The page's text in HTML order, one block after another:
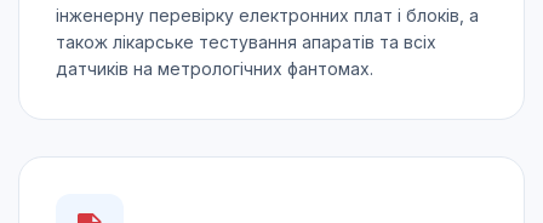
інженерну перевірку електронних плат і блоків, а
також лікарське тестування апаратів та всіх
датчиків на метрологічних фантомах.